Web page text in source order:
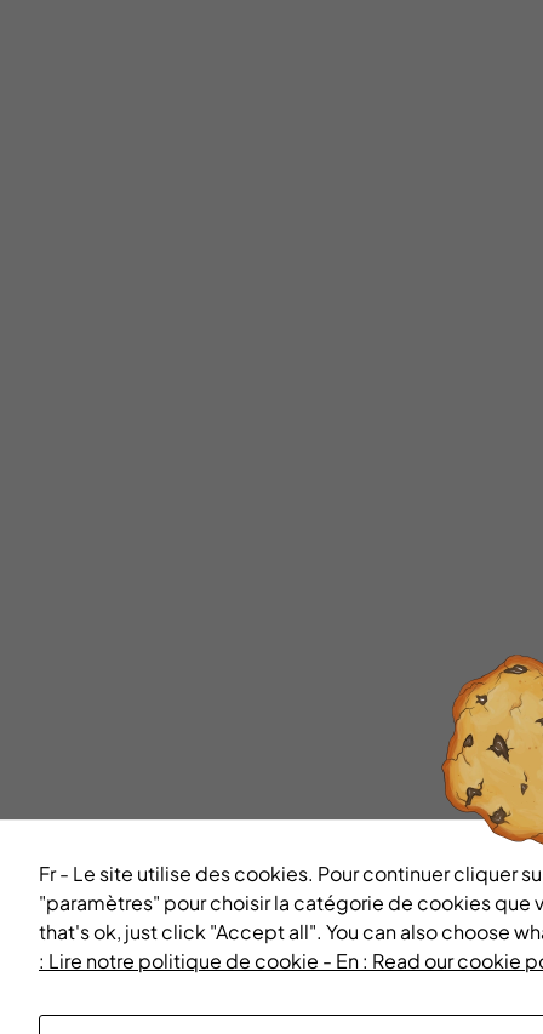
Fr - Le site utilise des cookies. Pour continuer cliquer
"paramètres" pour choisir la catégorie de cookies que
that's ok, just click "Accept all". You can also choose
: Lire notre politique de cookie - En : Read our cookie